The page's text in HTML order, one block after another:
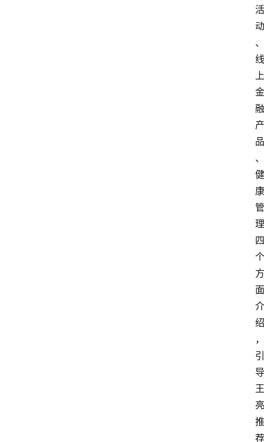
活
动
、
线
上
金
融
产
品
、
健
康
管
理
四
个
方
面
介
绍
，
引
导
王
亮
推
荐